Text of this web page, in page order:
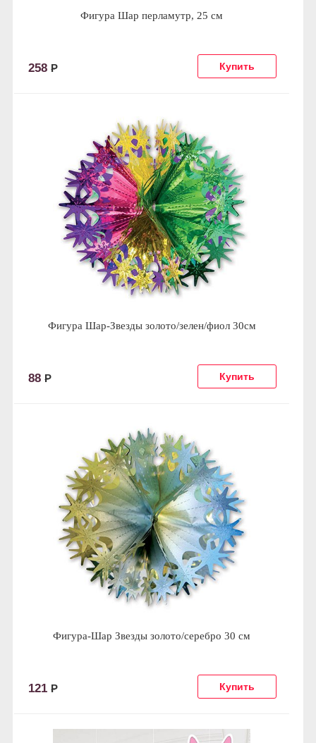
Фигура Шар перламутр, 25 см
258 Р
Фигура Шар-Звезды золото/зелен/фиол 30см
88 Р
Фигура-Шар Звезды золото/серебро 30 см
121 Р